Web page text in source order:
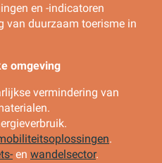
en -indicatoren
van duurzaam toerisme in
omgeving
vermindering van
.
en wandelsector.